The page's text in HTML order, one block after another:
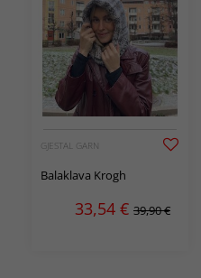
GJESTAL GARN
Balaklava Krogh
33,54 € 39,90 €